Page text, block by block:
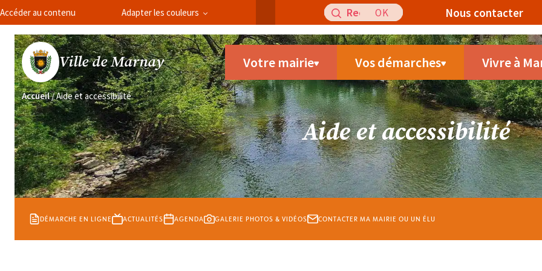
Accéder au contenu Adapter les couleurs
Recherche
pour
:
Nous contacter
Ville de Marnay Votre mairie Vos démarches Vivre à
Accueil/Aide et accessibilité
Aide et accessibilité
DÉMARCHE EN LIGNE ACTUALITÉS AGENDA GALERIE PHOTOS & VIDÉOS CONTACTER MA MAIRIE OU UN ÉLU
Panneau de gestion des cookies